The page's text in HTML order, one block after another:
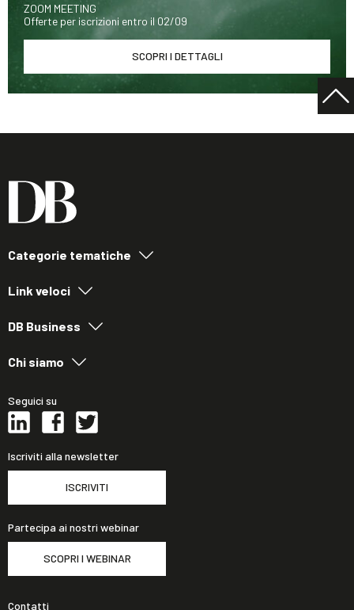
ZOOM MEETING
Offerte per iscrizioni entro il 02/09
SCOPRI I DETTAGLI
Categorie tematiche
Link veloci
DB Business
Chi siamo
Seguici su
Iscriviti alla newsletter
ISCRIVITI
Partecipa ai nostri webinar
SCOPRI I WEBINAR
Contatti